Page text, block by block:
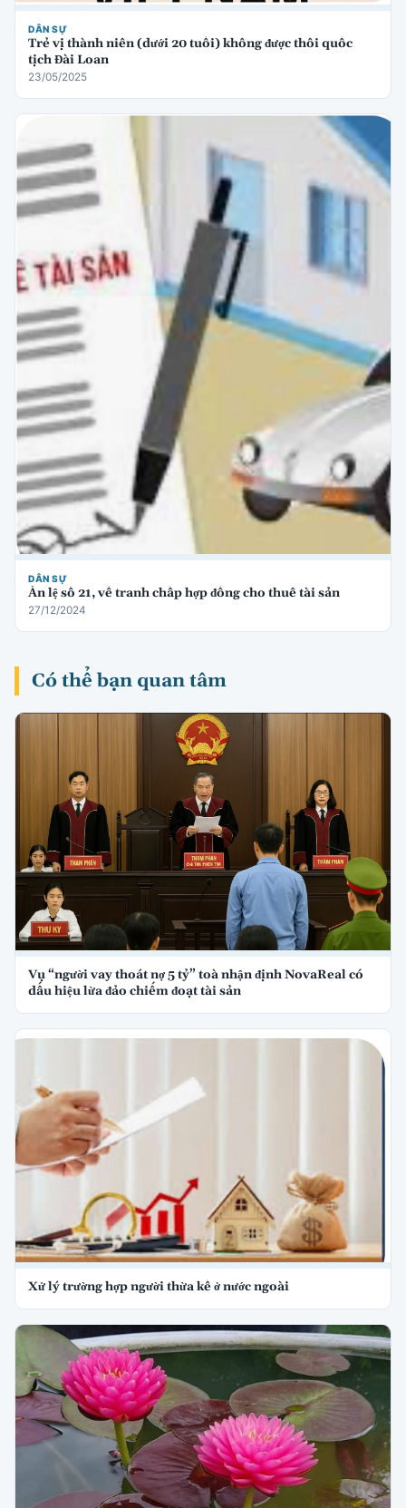
DÂN SỰ
Trẻ vị thành niên (dưới 20 tuổi) không được thôi quốc
tịch Đài Loan
23/05/2025
DÂN SỰ
Án lệ số 21, về tranh chấp hợp đồng cho thuê tài sản
27/12/2024
Có thể bạn quan tâm
Vụ “người vay thoát nợ 5 tỷ” toà nhận định NovaReal có
dấu hiệu lừa đảo chiếm đoạt tài sản
Xử lý trường hợp người thừa kế ở nước ngoài